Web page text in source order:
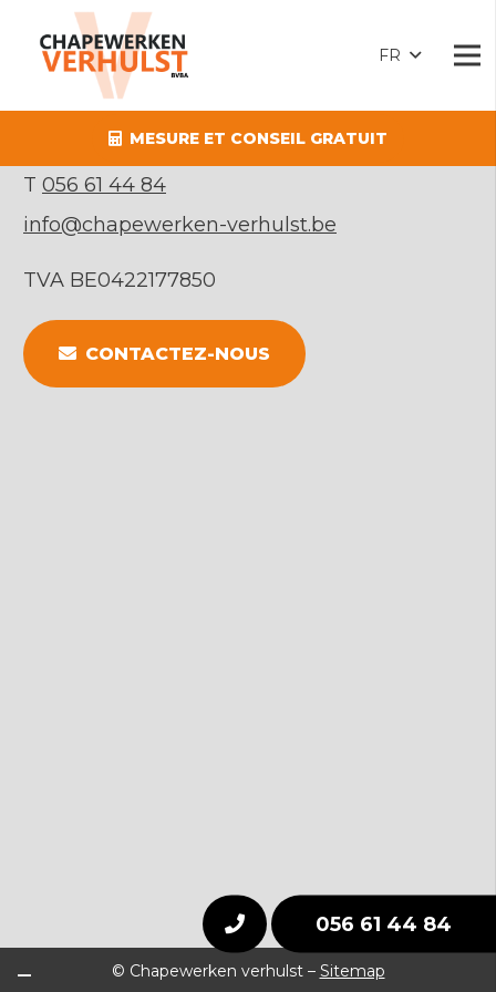
FR
MESURE ET CONSEIL GRATUIT
CHAPEWERKEN VERHULST
Drieslaan 1
Gullegem
T 056 61 44 84
info@chapewerken-verhulst.be
TVA BE0422177850
CONTACTEZ-NOUS
© Chapewerken verhulst – Sitemap
056 61 44 84